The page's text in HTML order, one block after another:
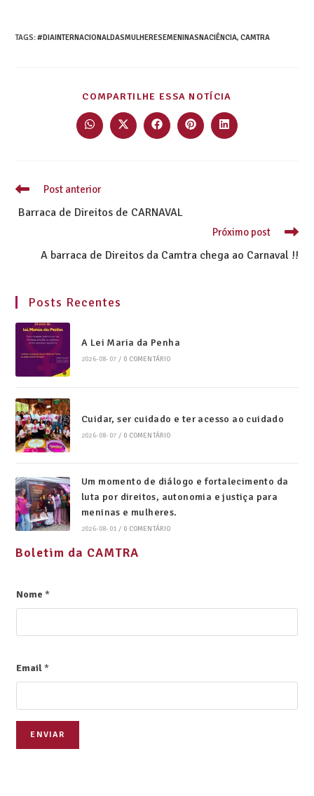
TAGS:#DIAINTERNACIONALDASMULHERESEMENINASNACIÊNCIA, CAMTRA
COMPARTILHE ESSA NOTÍCIA
Post anterior
Barraca de Direitos de CARNAVAL
Próximo post
A barraca de Direitos da Camtra chega ao Carnaval !!
Posts Recentes
A Lei Maria da Penha
2026-08-07 / 0 COMENTÁRIO
Cuidar, ser cuidado e ter acesso ao cuidado
2026-08-07 / 0 COMENTÁRIO
Um momento de diálogo e fortalecimento da
luta por direitos, autonomia e justiça para
meninas e mulheres.
2026-08-01 / 0 COMENTÁRIO
Boletim da CAMTRA
Nome*
Email*
ENVIAR